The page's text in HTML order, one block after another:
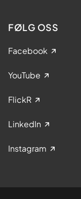
FØLG OSS
Facebook
YouTube
FlickR
LinkedIn
Instagram